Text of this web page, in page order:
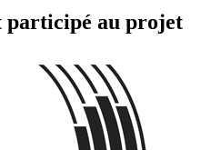
participé au projet